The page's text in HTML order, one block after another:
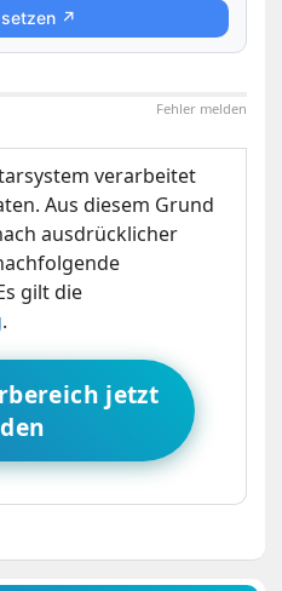
setzen ↗
Fehler melden
verarbeitet
Aus diesem Grund
ausdrücklicher
gilt die
.
jetzt